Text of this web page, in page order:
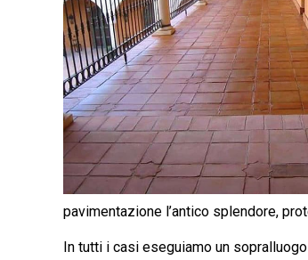
pavimentazione l’antico splendore,
In tutti i casi eseguiamo un